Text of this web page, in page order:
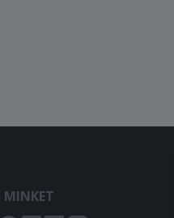
MINKET